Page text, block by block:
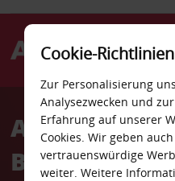
Avis
Bahnhof
Cookie-Richtlinien
Zur Personalisierung
Analysezwecken und
Erfahrung auf unserer
Cookies. Wir geben
vertrauenswürdige
weiter. Weitere